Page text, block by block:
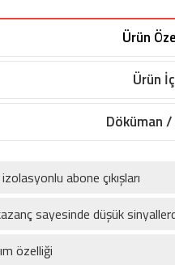
Ürün
Ürün
Döküman
abone çıkışları
sayesinde düşük
özelliği